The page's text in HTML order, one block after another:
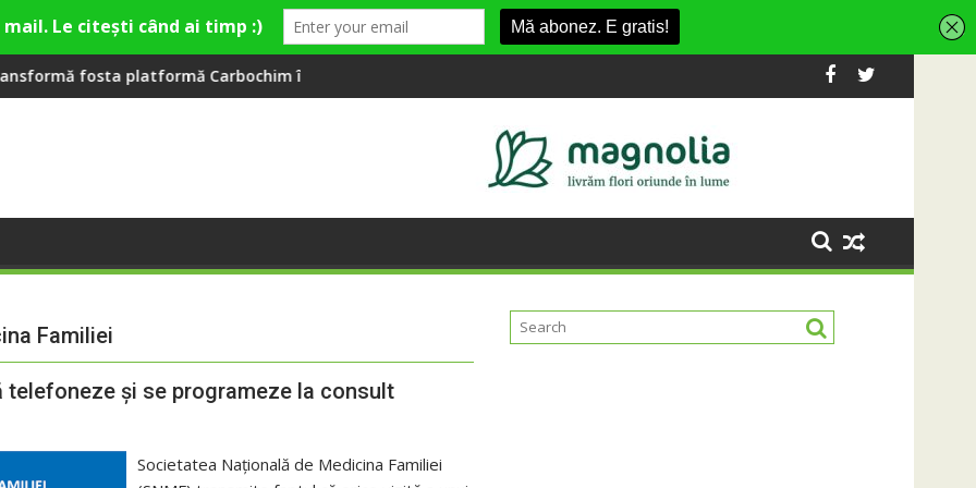
VillageCarbochim într-un nou centru cultural și de divertisment din Cluj-Napoca
Când luna devine o întrebare SportinCluj: Cine este fotbalistul cu două
Familiei
și se programeze la consult
Societatea Națională de Medicina Familiei